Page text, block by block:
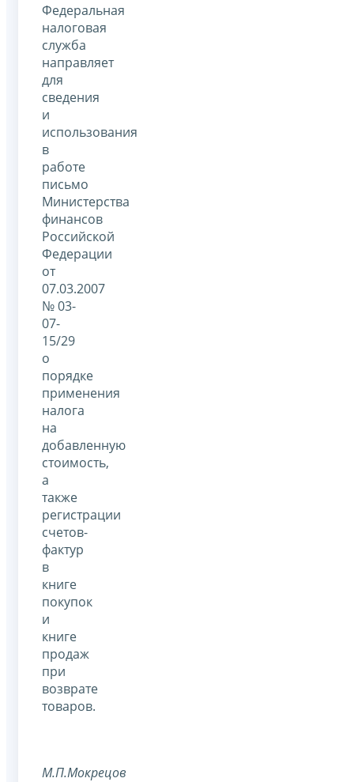
Федеральная
налоговая
служба
направляет
для
сведения
и
использования
в
работе
письмо
Министерства
финансов
Российской
Федерации
от
07.03.2007
№ 03-
07-
15/29
о
порядке
применения
налога
на
добавленную
стоимость,
а
также
регистрации
счетов-
фактур
в
книге
покупок
и
книге
продаж
при
возврате
товаров.
М.П.Мокрецов